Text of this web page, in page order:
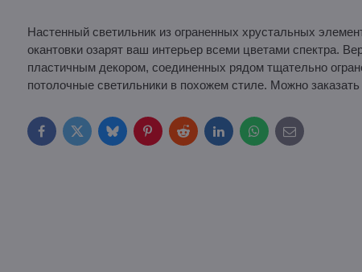
Настенный светильник из ограненных хрустальных
окантовки озарят ваш интерьер всеми цветами спектра.
пластичным декором, соединенных рядом тщательно
потолочные светильники в похожем стиле. Можно
FacebookTwitterBlueskyPinterestRedditLinkedInWhatsApp
E-
mail